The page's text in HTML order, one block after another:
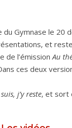
du Gymnase le 20
et
de l’émissionAu
ces deux
suis, j’y reste, et sort